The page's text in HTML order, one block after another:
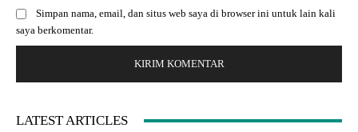
:
Simpan nama, email, dan situs web saya di browser ini untuk lain kali
saya berkomentar.
LATEST ARTICLES